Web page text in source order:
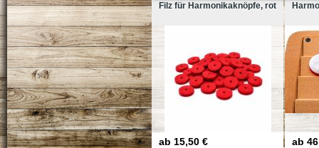
Filz für Harmonikaknöpfe, rot
ab 15,50 € ab